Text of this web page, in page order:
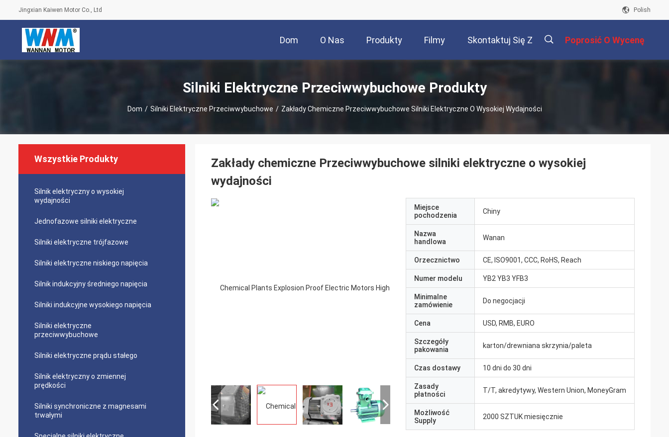
Jingxian Kaiwen Motor Co., Ltd Polish
Dom O Nas Produkty Filmy Skontaktuj Się Z Poprosić O Wycenę
Silniki Elektryczne Przeciwwybuchowe Produkty
Dom / Silniki Elektryczne Przeciwwybuchowe / Zakłady Chemiczne Przeciwwybuchowe Silniki Elektryczne O Wysokiej Wydajności
Wszystkie Produkty
Silnik elektryczny o wysokiej
wydajności
Jednofazowe silniki elektryczne
Silniki elektryczne trójfazowe
Silniki elektryczne niskiego napięcia
Silnik indukcyjny średniego napięcia
Silniki indukcyjne wysokiego napięcia
Silniki elektryczne
przeciwwybuchowe
Silniki elektryczne prądu stałego
Silnik elektryczny o zmiennej
prędkości
Silniki synchroniczne z magnesami
trwałymi
Zakłady chemiczne Przeciwwybuchowe silniki elektryczne o wysokiej
wydajności
Miejsce
pochodzenia
Chiny
Nazwa
handlowa
Wanan
Orzecznictwo CE, ISO9001, CCC, RoHS, Reach
Numer modelu YB2 YB3 YFB3
Minimalne
zamówienie
Do negocjacji
Cena USD, RMB, EURO
Szczegóły
pakowania
karton/drewniana skrzynia/paleta
Czas dostawy 10 dni do 30 dni
Zasady
płatności
T/T, akredytywy, Western Union, MoneyGram
Możliwość
Supply
2000 SZTUK miesięcznie